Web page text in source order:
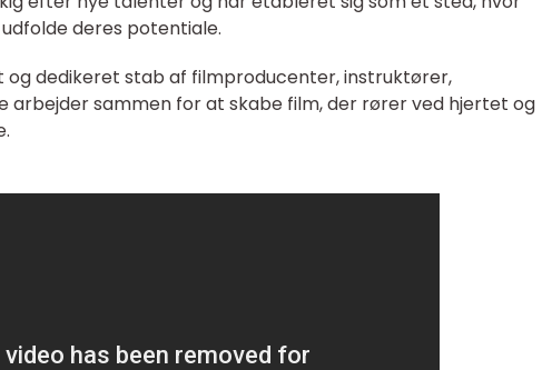
deres potentiale.
og dedikeret stab af filmproducenter, instruktører,
arbejder sammen for at skabe film, der rører ved hjertet og